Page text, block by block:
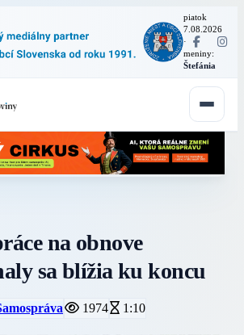
piatok
7.08.2026
·
meniny:
Štefánia
na obnove
sa blížia ku koncu
1974 1:10